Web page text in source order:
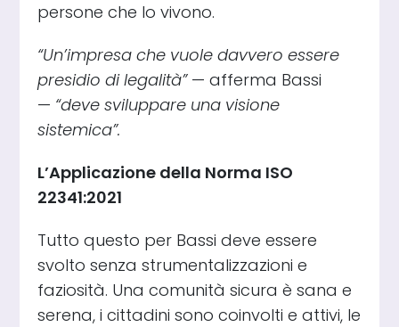
persone che lo vivono.
“Un’impresa che vuole davvero essere
presidio di legalità”— afferma Bassi
— “deve sviluppare una visione
sistemica”.
L’Applicazione della Norma ISO
22341:2021
Tutto questo per Bassi deve essere
svolto senza strumentalizzazioni e
faziosità. Una comunità sicura è sana e
serena, i cittadini sono coinvolti e attivi, le